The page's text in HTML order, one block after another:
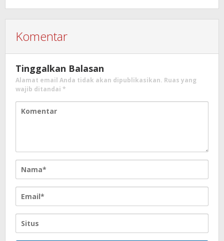
Komentar
Tinggalkan Balasan
Alamat email Anda tidak akan dipublikasikan. Ruas yang
wajib ditandai *